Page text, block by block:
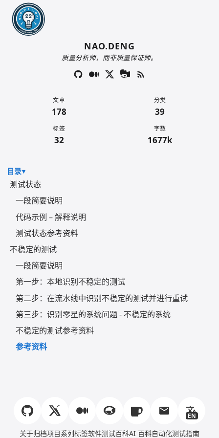
NAO.DENG
质量分析师，而非质量保证师。
文章
178
分类
39
标签
32
字数
1677k
目录
测试状态
一段简要说明
代码示例 – 解释说明
测试状态参考资料
不稳定的测试
一段简要说明
第一步：本地识别不稳定的测试
第二步：在流水线中识别不稳定的测试并进行重试
第三步：识别零星的系统问题 - 不稳定的系统
不稳定的测试参考资料
参考资料
EN
关于归档项目系列标签软件测试百科AI 百科自动化测试指南